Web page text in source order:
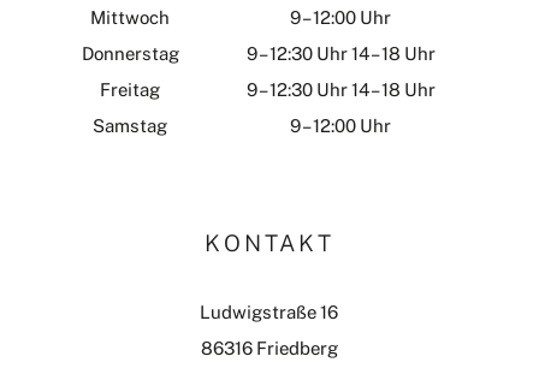
Mittwoch
9 – 12:00 Uhr
Donnerstag
9 – 12:30 Uhr 14 – 18 Uhr
Freitag
9 – 12:30 Uhr 14 – 18 Uhr
Samstag
9 – 12:00 Uhr
KONTAKT
Ludwigstraße 16
86316 Friedberg